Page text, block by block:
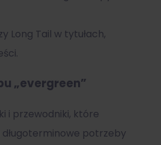
Long Tail w tytułach,
„evergreen”
i przewodniki, które
potrzeby